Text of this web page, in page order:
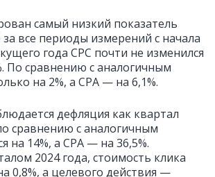
самый низкий показатель
все периоды измерений с начала
года CPC почти не изменился
По сравнению с аналогичным
на 2%, а CPA — на 6,1%.
дефляция как квартал
сравнению с аналогичным
на 14%, а СРА — на 36,5%.
2024 года, стоимость клика
0,8%, а целевого действия —